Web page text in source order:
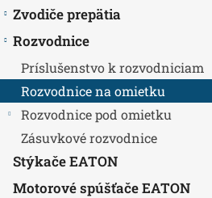
Zvodiče prepätia
Rozvodnice
Príslušenstvo k rozvodniciam
Rozvodnice na omietku
Rozvodnice pod omietku
Zásuvkové rozvodnice
Stýkače EATON
Motorové spúšťače EATON